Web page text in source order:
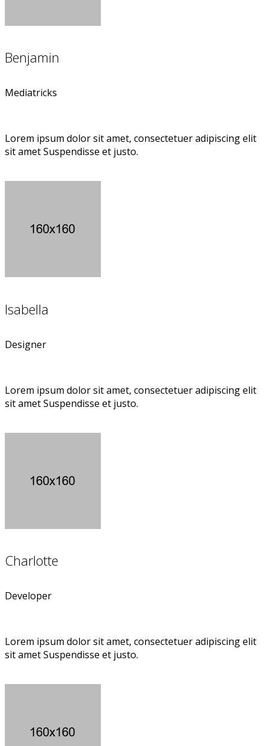
Benjamin
Mediatricks
Lorem ipsum dolor sit amet, consectetuer adipiscing elit
sit amet Suspendisse et justo.
Isabella
Designer
Lorem ipsum dolor sit amet, consectetuer adipiscing elit
sit amet Suspendisse et justo.
Charlotte
Developer
Lorem ipsum dolor sit amet, consectetuer adipiscing elit
sit amet Suspendisse et justo.